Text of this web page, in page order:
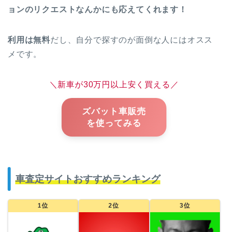
ョンのリクエストなんかにも応えてくれます！
利用は無料だし、自分で探すのが面倒な人にはオスス
メです。
＼新車が30万円以上安く買える／
ズバット車販売
を使ってみる
車査定サイトおすすめランキング
1位 2位 3位